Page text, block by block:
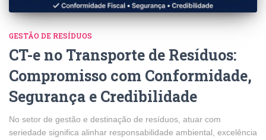
GESTÃO DE RESÍDUOS
CT-e no Transporte de Resíduos:
Compromisso com Conformidade,
Segurança e Credibilidade
No setor de gestão e destinação de resíduos, atuar com
seriedade significa alinhar responsabilidade ambiental, excelência